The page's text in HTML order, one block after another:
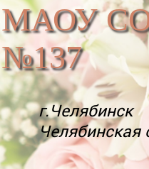
МАОУ
№137
г.Челябинск
Челябинская